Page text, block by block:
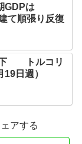
GDPは
順張り反復
下 トルコリ
日週）
アする